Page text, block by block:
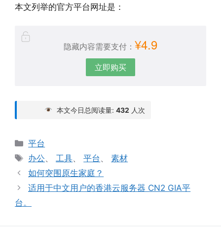
本文列举的官方平台网址是：
隐藏内容需要支付： ¥4.9
立即购买
本文今日总阅读量: 432 人次
分
类
平台
标
签
办公、工具、平台 、素材
如何突围原生家庭？
适用于中文用户的香港云服务器 CN2 GIA平
台。